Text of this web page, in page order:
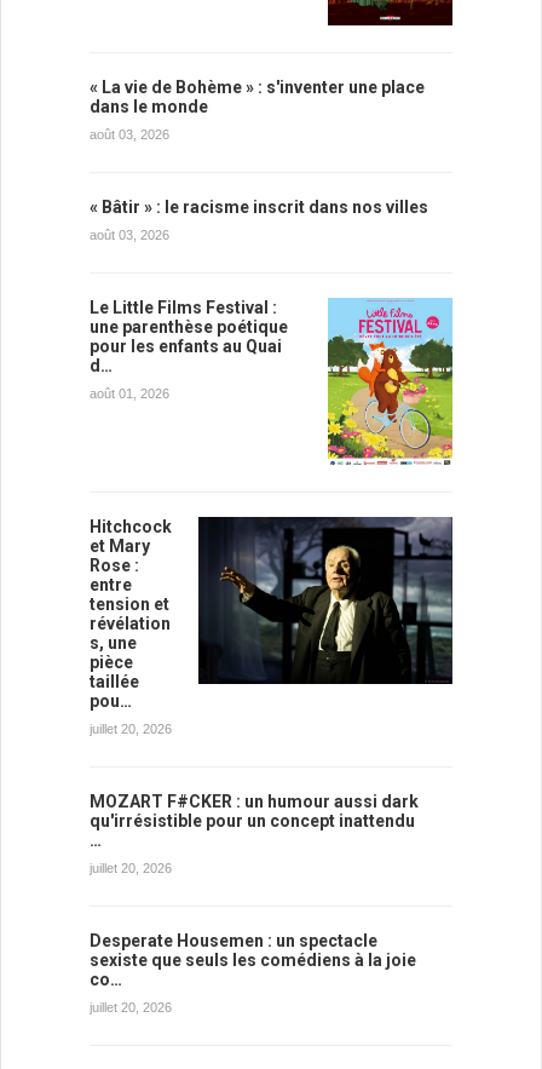
« La vie de Bohème » : s'inventer une place
dans le monde
août 03, 2026
« Bâtir » : le racisme inscrit dans nos villes
août 03, 2026
Le Little Films Festival :
une parenthèse poétique
pour les enfants au Quai
d…
août 01, 2026
Hitchcock
et Mary
Rose :
entre
tension et
révélation
s, une
pièce
taillée
pou…
juillet 20, 2026
MOZART F#CKER : un humour aussi dark
qu'irrésistible pour un concept inattendu
…
juillet 20, 2026
Desperate Housemen : un spectacle
sexiste que seuls les comédiens à la joie
co…
juillet 20, 2026